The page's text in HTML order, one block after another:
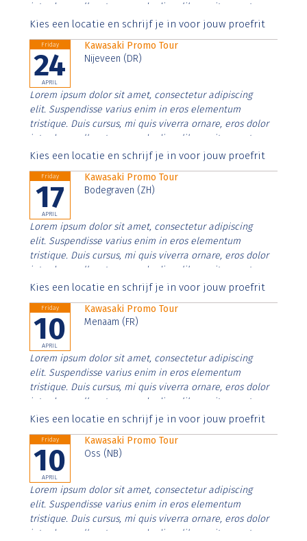
interdum nulla, ut commodo diam libero vitae erat.
Aenean faucibus nibh et justo cursus id rutrum lorem
Kies een locatie en schrijf je in voor jouw proefrit
Friday
24
APRIL
Kawasaki Promo Tour
Nijeveen (DR)
Lorem ipsum dolor sit amet, consectetur adipiscing
elit. Suspendisse varius enim in eros elementum
tristique. Duis cursus, mi quis viverra ornare, eros dolor
interdum nulla, ut commodo diam libero vitae erat.
Aenean faucibus nibh et justo cursus id rutrum lorem
Kies een locatie en schrijf je in voor jouw proefrit
Friday
17
APRIL
Kawasaki Promo Tour
Bodegraven (ZH)
Lorem ipsum dolor sit amet, consectetur adipiscing
elit. Suspendisse varius enim in eros elementum
tristique. Duis cursus, mi quis viverra ornare, eros dolor
interdum nulla, ut commodo diam libero vitae erat.
Aenean faucibus nibh et justo cursus id rutrum lorem
Kies een locatie en schrijf je in voor jouw proefrit
Friday
10
APRIL
Kawasaki Promo Tour
Menaam (FR)
Lorem ipsum dolor sit amet, consectetur adipiscing
elit. Suspendisse varius enim in eros elementum
tristique. Duis cursus, mi quis viverra ornare, eros dolor
interdum nulla, ut commodo diam libero vitae erat.
Aenean faucibus nibh et justo cursus id rutrum lorem
Kies een locatie en schrijf je in voor jouw proefrit
Friday
10
APRIL
Kawasaki Promo Tour
Oss (NB)
Lorem ipsum dolor sit amet, consectetur adipiscing
elit. Suspendisse varius enim in eros elementum
tristique. Duis cursus, mi quis viverra ornare, eros dolor
interdum nulla, ut commodo diam libero vitae erat.